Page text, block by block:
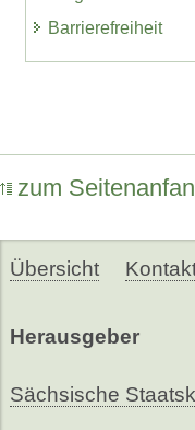
Barrierefreiheit
zum
Übersicht
Herausgeber
Sächsische